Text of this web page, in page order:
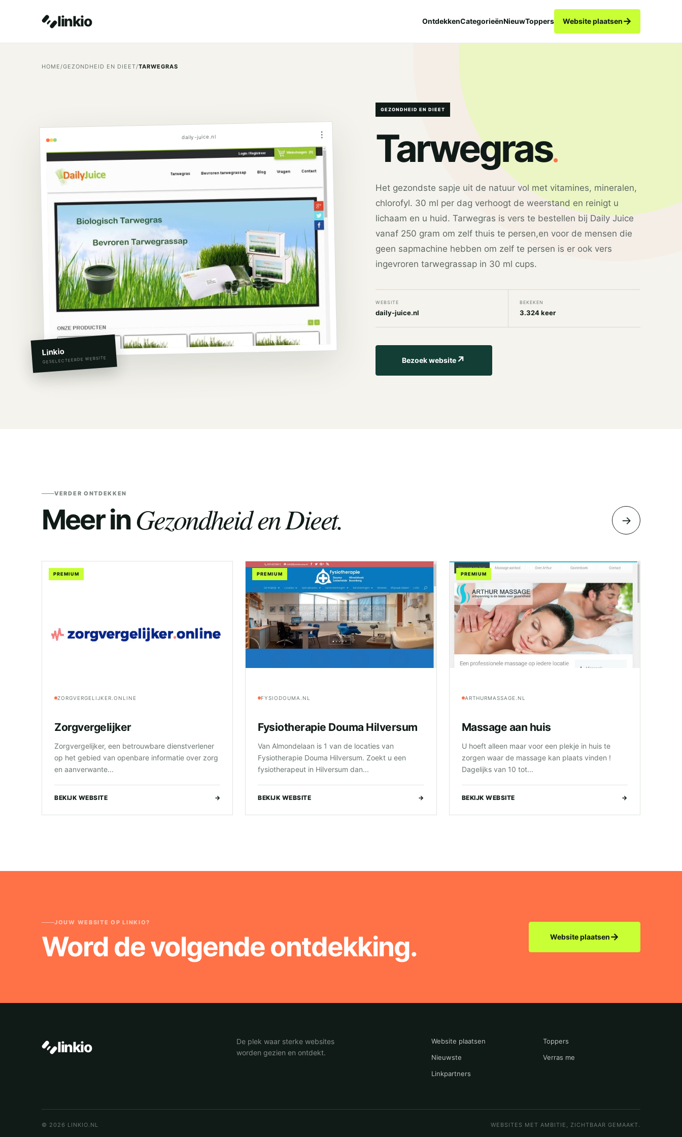
linkio OntdekkenCategorieënNieuwToppers Website plaatsen→
HOME/GEZONDHEID EN DIEET/TARWEGRAS
daily-juice.nl ⋮
Linkio
GESELECTEERDE WEBSITE
GEZONDHEID EN DIEET
Tarwegras.
Het gezondste sapje uit de natuur vol met vitamines, mineralen,
chlorofyl. 30 ml per dag verhoogt de weerstand en reinigt u
lichaam en u huid. Tarwegras is vers te bestellen bij Daily Juice
vanaf 250 gram om zelf thuis te persen,en voor de mensen die
geen sapmachine hebben om zelf te persen is er ook vers
ingevroren tarwegrassap in 30 ml cups.
WEBSITE
daily-juice.nl
BEKEKEN
3.324 keer
Bezoek website↗
VERDER ONTDEKKEN
Meer inGezondheid en Dieet. →
PREMIUM
ZORGVERGELIJKER.ONLINE
Zorgvergelijker
Zorgvergelijker, een betrouwbare dienstverlener
op het gebied van openbare informatie over zorg
en aanverwante...
BEKIJK WEBSITE →
PREMIUM
FYSIODOUMA.NL
Fysiotherapie Douma Hilversum
Van Almondelaan is 1 van de locaties van
Fysiotherapie Douma Hilversum. Zoekt u een
fysiotherapeut in Hilversum dan...
BEKIJK WEBSITE →
PREMIUM
ARTHURMASSAGE.NL
Massage aan huis
U hoeft alleen maar voor een plekje in huis te
zorgen waar de massage kan plaats vinden !
Dagelijks van 10 tot...
BEKIJK WEBSITE →
JOUW WEBSITE OP LINKIO?
Word de volgende ontdekking. Website plaatsen→
linkio
De plek waar sterke websites
worden gezien en ontdekt.
Website plaatsen
Toppers
Nieuwste
Verras me
Linkpartners
© 2026 LINKIO.NL WEBSITES MET AMBITIE, ZICHTBAAR GEMAAKT.